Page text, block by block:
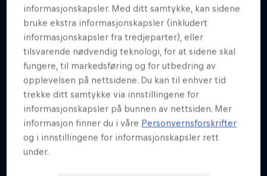
informasjonskapsler. Med ditt samtykke, kan sidene
bruke ekstra informasjonskapsler (inkludert
informasjonskapsler fra tredjeparter), eller
tilsvarende nødvendig teknologi, for at sidene skal
fungere, til markedsføring og for utbedring av
opplevelsen på nettsidene. Du kan til enhver tid
trekke ditt samtykke via innstillingene for
informasjonskapsler på bunnen av nettsiden. Mer
informasjon finner du i våre Personvernsforskrifter
og i innstillingene for informasjonskapsler rett
under.